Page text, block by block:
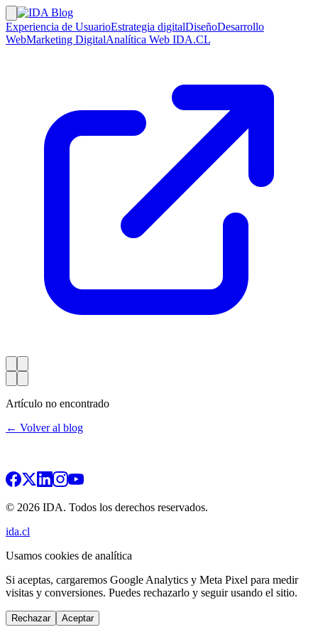
Experiencia de UsuarioEstrategia digitalDiseñoDesarrollo
WebMarketing DigitalAnalítica Web IDA.CL
Artículo no encontrado
← Volver al blog
© 2026 IDA. Todos los derechos reservados.
ida.cl
Usamos cookies de analítica
Si aceptas, cargaremos Google Analytics y Meta Pixel para medir
visitas y conversiones. Puedes rechazarlo y seguir usando el sitio.
Rechazar Aceptar